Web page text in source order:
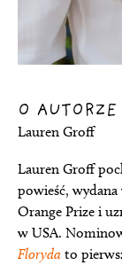
O AUTORZE
Lauren Groff
Lauren Groff
powieść,
Orange Prize i
w USA.
Floryda to